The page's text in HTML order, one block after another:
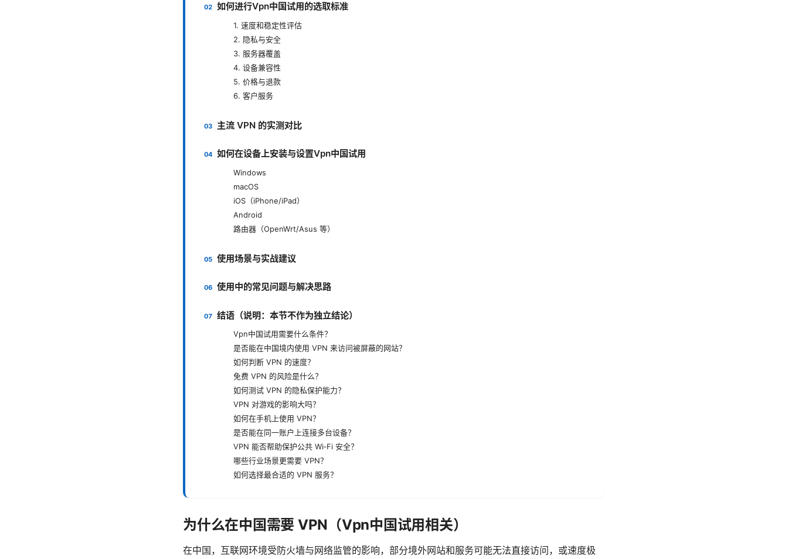
如何进行Vpn中国试用的选取标准
1. 速度和稳定性评估
2. 隐私与安全
3. 服务器覆盖
4. 设备兼容性
5. 价格与退款
6. 客户服务
主流 VPN 的实测对比
如何在设备上安装与设置Vpn中国试用
Windows
macOS
iOS（iPhone/iPad）
Android
路由器（OpenWrt/Asus 等）
使用场景与实战建议
使用中的常见问题与解决思路
结语（说明：本节不作为独立结论）
Vpn中国试用需要什么条件？
是否能在中国境内使用 VPN 来访问被屏蔽的网站？
如何判断 VPN 的速度？
免费 VPN 的风险是什么？
如何测试 VPN 的隐私保护能力？
VPN 对游戏的影响大吗？
如何在手机上使用 VPN？
是否能在同一账户上连接多台设备？
VPN 能否帮助保护公共 Wi‑Fi 安全？
哪些行业场景更需要 VPN？
如何选择最合适的 VPN 服务？
为什么在中国需要 VPN（Vpn中国试用相关）
在中国，互联网环境受防火墙与网络监管的影响，部分境外网站和服务可能无法直接访问，或速度极